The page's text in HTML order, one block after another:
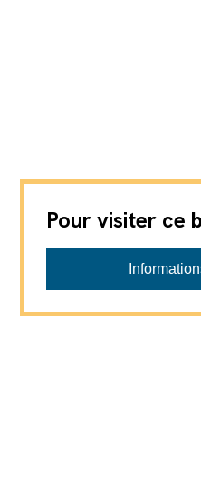
Pour visiter ce
ADM Immobilier Sàrl